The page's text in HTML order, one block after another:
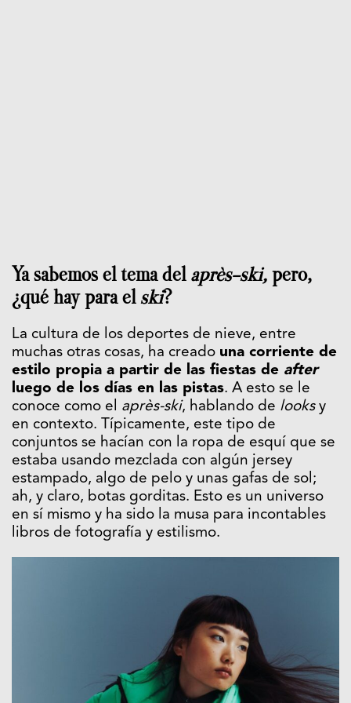
Ya sabemos el tema del après-ski, pero,
¿qué hay para el ski?
La cultura de los deportes de nieve, entre
muchas otras cosas, ha creado una corriente de
estilo propia a partir de las fiestas de after
luego de los días en las pistas. A esto se le
conoce como el après-ski, hablando de looksy
en contexto. Típicamente, este tipo de
conjuntos se hacían con la ropa de esquí que se
estaba usando mezclada con algún jersey
estampado, algo de pelo y unas gafas de sol;
ah, y claro, botas gorditas. Esto es un universo
en sí mismo y ha sido la musa para incontables
libros de fotografía y estilismo.